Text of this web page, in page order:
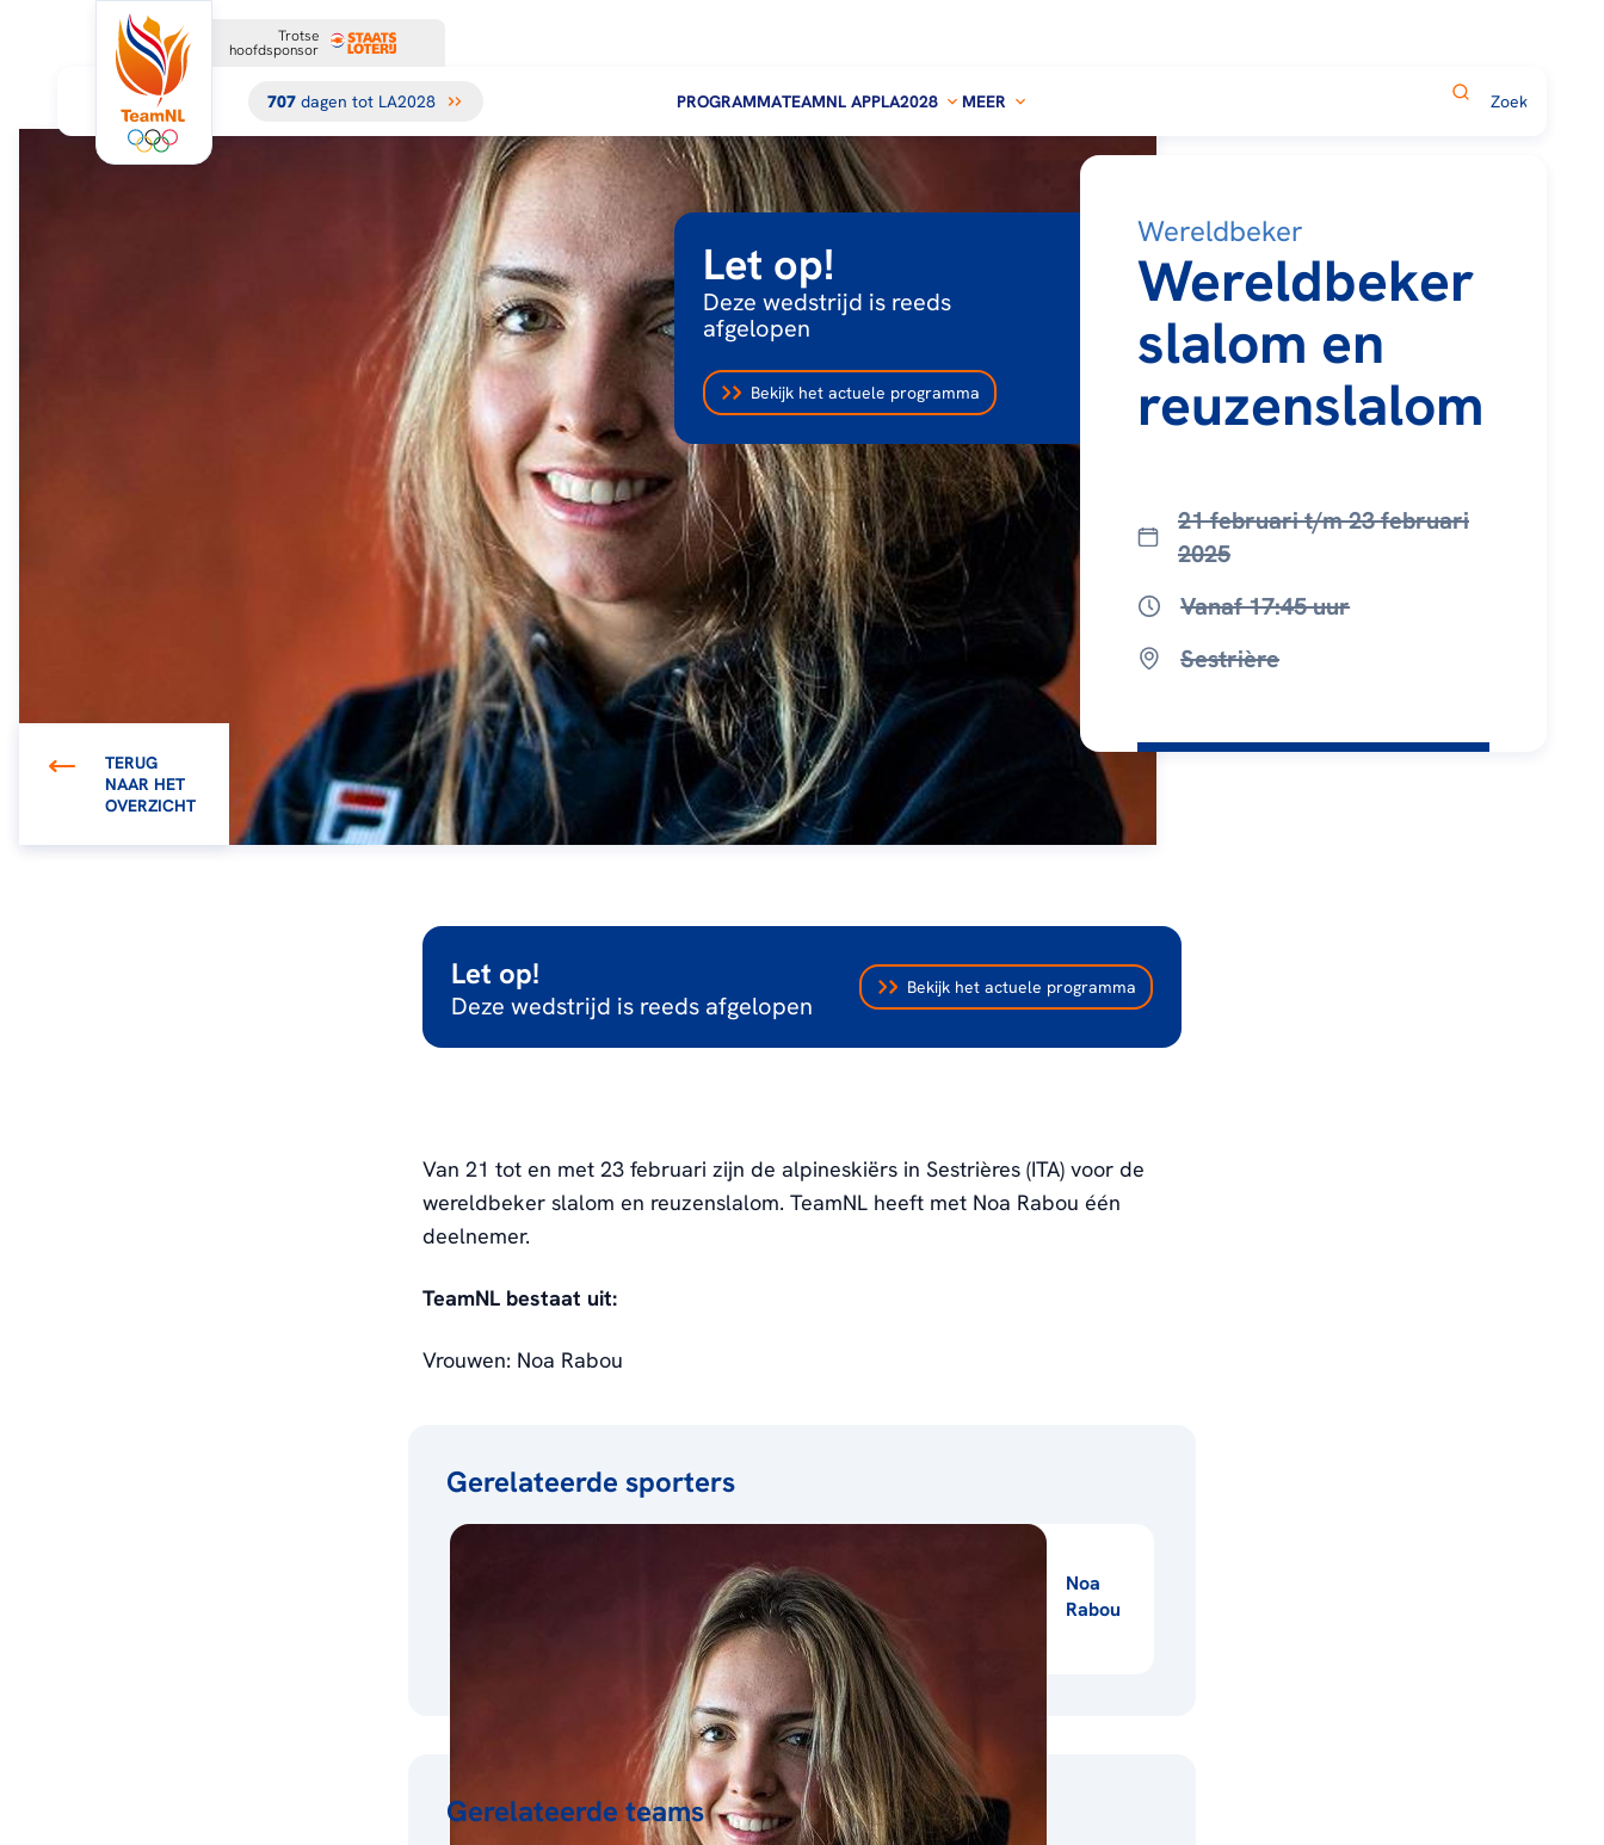
Trotse
hoofdsponsor
707 dagen tot LA2028 PROGRAMMATEAMNL APPLA2028 MEER
TERUG
NAAR HET
OVERZICHT
Let op!
Deze wedstrijd is reeds
afgelopen
Bekijk het actuele programma
Wereldbeker
Wereldbeker
slalom en
reuzenslalom
21 februari t/m 23 februari
2025
Vanaf 17:45 uur
Sestrière
Let op!
Deze wedstrijd is reeds afgelopen
Bekijk het actuele programma
Van 21 tot en met 23 februari zijn de alpineskiërs in Sestrières (ITA) voor de
wereldbeker slalom en reuzenslalom. TeamNL heeft met Noa Rabou één
deelnemer.
TeamNL bestaat uit:
Vrouwen: Noa Rabou
Gerelateerde sporters
Noa
Rabou
Gerelateerde teams